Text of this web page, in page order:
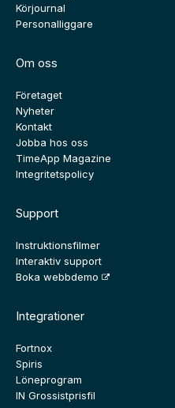
Körjournal
Personalliggare
Om oss
Företaget
Nyheter
Kontakt
Jobba hos oss
TimeApp Magazine
Integritetspolicy
Support
Instruktionsfilmer
Interaktiv support
Boka webbdemo
Integrationer
Fortnox
Spiris
Löneprogram
IN Grossistprisfil